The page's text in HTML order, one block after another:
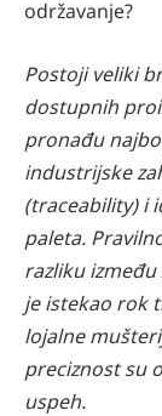
održavanje?
Postoji veliki
dostupnih
pronađu
industrijske
(traceability) i
paleta.
razliku
je istekao rok
lojalne
preciznost su
uspeh.